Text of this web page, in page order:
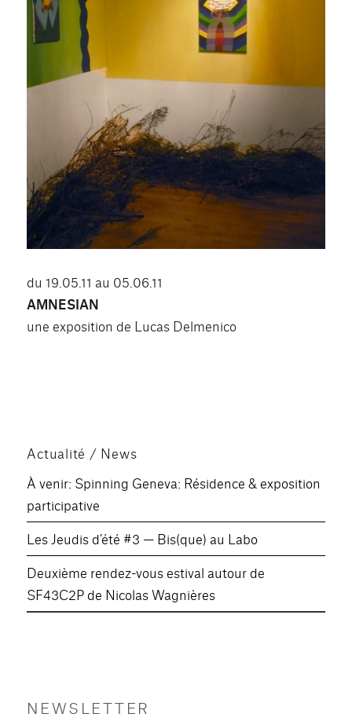
du 19.05.11 au 05.06.11
AMNESIAN
une exposition de Lucas Delmenico
Actualité / News
À venir: Spinning Geneva: Résidence & exposition
participative
Les Jeudis d’été #3 — Bis(que) au Labo
Deuxième rendez-vous estival autour de
SF43C2P de Nicolas Wagnières
NEWSLETTER